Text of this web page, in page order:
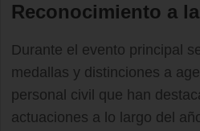
Reconocimiento a
Durante el evento principal
medallas y distinciones a
personal civil que han
actuaciones a lo largo del